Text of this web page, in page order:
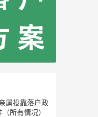
属投靠落户政
所有情况）